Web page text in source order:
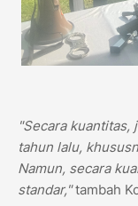
"Secara kuantitas,
tahun lalu,
Namun, secara
standar,"tambah